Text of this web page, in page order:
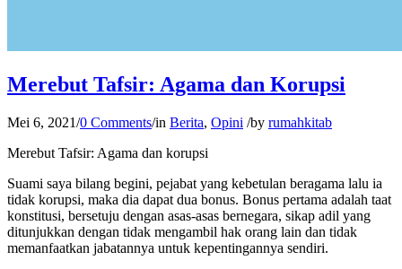
Merebut Tafsir: Agama dan Korupsi
Mei 6, 2021/0 Comments/in Berita, Opini /by rumahkitab
Merebut Tafsir: Agama dan korupsi
Suami saya bilang begini, pejabat yang kebetulan beragama lalu ia
tidak korupsi, maka dia dapat dua bonus. Bonus pertama adalah taat
konstitusi, bersetuju dengan asas-asas bernegara, sikap adil yang
ditunjukkan dengan tidak mengambil hak orang lain dan tidak
memanfaatkan jabatannya untuk kepentingannya sendiri.